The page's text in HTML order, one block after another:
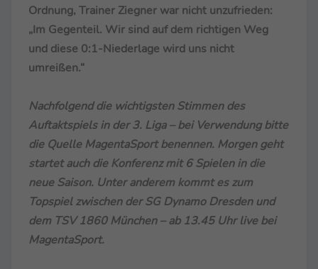
Ordnung, Trainer Ziegner war nicht unzufrieden:
„Im Gegenteil. Wir sind auf dem richtigen Weg
und diese 0:1-Niederlage wird uns nicht
umreißen.“
Nachfolgend die wichtigsten Stimmen des
Auftaktspiels in der 3. Liga – bei Verwendung bitte
die Quelle MagentaSport benennen. Morgen geht
startet auch die Konferenz mit 6 Spielen in die
neue Saison. Unter anderem kommt es zum
Topspiel zwischen der SG Dynamo Dresden und
dem TSV 1860 München – ab 13.45 Uhr live bei
MagentaSport.